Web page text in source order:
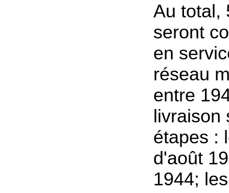
Au total,
seront
en
réseau
entre
livraison
étapes :
d'août
1944;